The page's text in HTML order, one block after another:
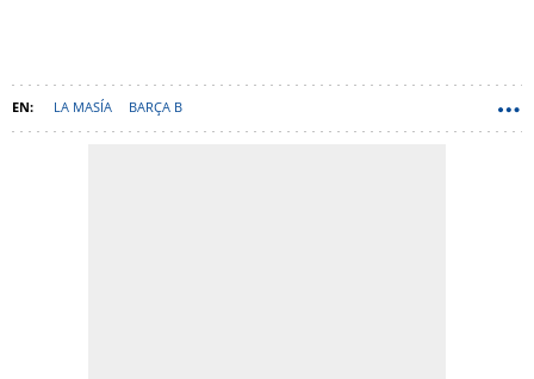
LA MASÍA BARÇA B